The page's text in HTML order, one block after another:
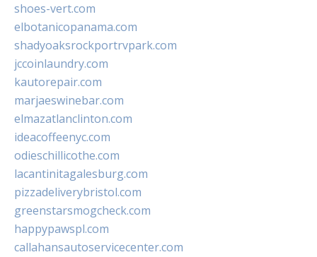
shoes-vert.com
elbotanicopanama.com
shadyoaksrockportrvpark.com
jccoinlaundry.com
kautorepair.com
marjaeswinebar.com
elmazatlanclinton.com
ideacoffeenyc.com
odieschillicothe.com
lacantinitagalesburg.com
pizzadeliverybristol.com
greenstarsmogcheck.com
happypawspl.com
callahansautoservicecenter.com